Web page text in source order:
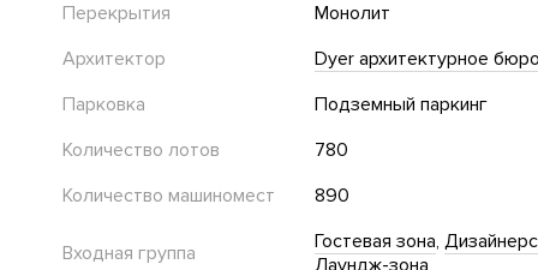
Перекрытия
Монолит
Архитектор
Dyer архитектурное
Парковка
Подземный паркинг
Количество лотов
780
Количество машиномест
890
Входная группа Гостевая зона